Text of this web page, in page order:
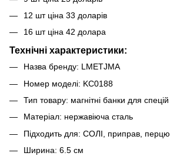
12 шт ціна 33 доларів
16 шт ціна 42 долара
Технічні характеристики:
Назва бренду: LMETJMA
Номер моделі: KC0188
Тип товару: магнітні банки для спецій
Матеріал: нержавіюча сталь
Підходить для: СОЛІ, приправ, перцю
Ширина: 6.5 см